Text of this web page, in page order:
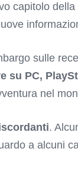
capitolo
sulle
su PC,
nel
.
a alcuni